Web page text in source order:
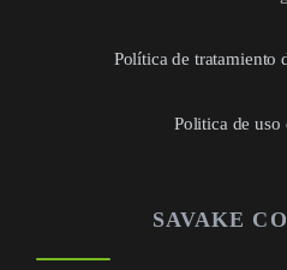
Política de tratamiento
Politica de uso
SAVAKE